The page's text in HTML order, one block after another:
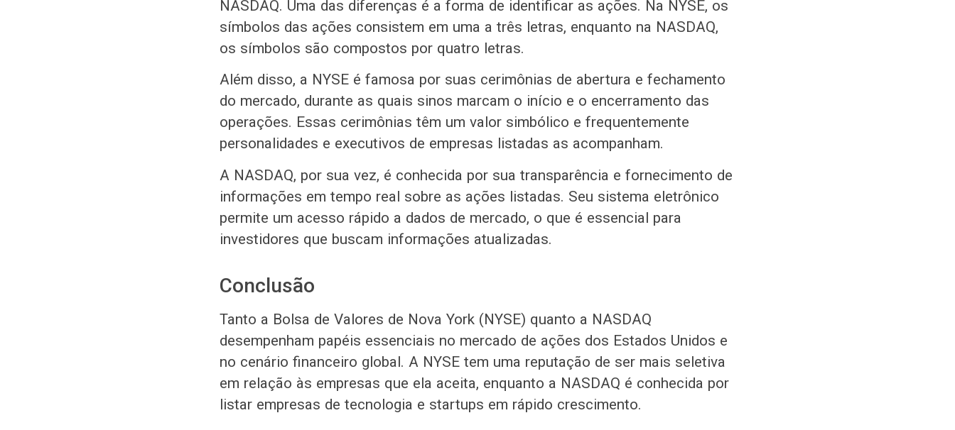
NASDAQ. Uma das diferenças é a forma de identificar as ações. Na NYSE, os
símbolos das ações consistem em uma a três letras, enquanto na NASDAQ,
os símbolos são compostos por quatro letras.
Além disso, a NYSE é famosa por suas cerimônias de abertura e fechamento
do mercado, durante as quais sinos marcam o início e o encerramento das
operações. Essas cerimônias têm um valor simbólico e frequentemente
personalidades e executivos de empresas listadas as acompanham.
A NASDAQ, por sua vez, é conhecida por sua transparência e fornecimento de
informações em tempo real sobre as ações listadas. Seu sistema eletrônico
permite um acesso rápido a dados de mercado, o que é essencial para
investidores que buscam informações atualizadas.
Conclusão
Tanto a Bolsa de Valores de Nova York (NYSE) quanto a NASDAQ
desempenham papéis essenciais no mercado de ações dos Estados Unidos e
no cenário financeiro global. A NYSE tem uma reputação de ser mais seletiva
em relação às empresas que ela aceita, enquanto a NASDAQ é conhecida por
listar empresas de tecnologia e startups em rápido crescimento.